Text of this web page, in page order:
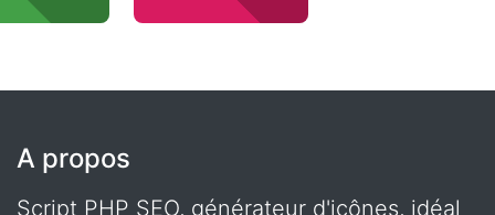
A propos
Script PHP SEO, générateur d'icônes, idéal